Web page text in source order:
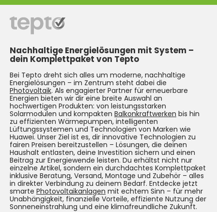
Nachhaltige Energielösungen mit System –
dein Komplettpaket von Tepto
Bei Tepto dreht sich alles um moderne, nachhaltige
Energielösungen – im Zentrum steht dabei die
Photovoltaik. Als engagierter Partner für erneuerbare
Energien bieten wir dir eine breite Auswahl an
hochwertigen Produkten: von leistungsstarken
Solarmodulen und kompakten Balkonkraftwerken bis hin
zu effizienten Wärmepumpen, intelligenten
Lüftungssystemen und Technologien von Marken wie
Huawei. Unser Ziel ist es, dir innovative Technologien zu
fairen Preisen bereitzustellen – Lösungen, die deinen
Haushalt entlasten, deine Investition sichern und einen
Beitrag zur Energiewende leisten. Du erhältst nicht nur
einzelne Artikel, sondern ein durchdachtes Komplettpaket
inklusive Beratung, Versand, Montage und Zubehör – alles
in direkter Verbindung zu deinem Bedarf. Entdecke jetzt
smarte Photovoltaikanlagen mit echtem Sinn – für mehr
Unabhängigkeit, finanzielle Vorteile, effiziente Nutzung der
Sonneneinstrahlung und eine klimafreundliche Zukunft.